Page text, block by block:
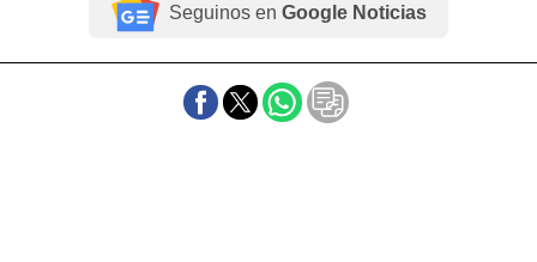
Seguinos en Google Noticias